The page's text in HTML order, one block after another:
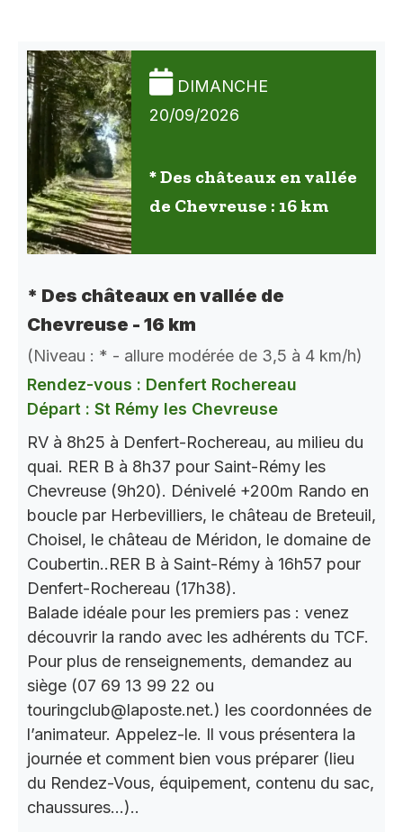
DIMANCHE
20/09/2026
* Des châteaux en vallée
de Chevreuse : 16 km
* Des châteaux en vallée de
Chevreuse - 16 km
(Niveau : * - allure modérée de 3,5 à 4 km/h)
Rendez-vous : Denfert Rochereau
Départ : St Rémy les Chevreuse
RV à 8h25 à Denfert-Rochereau, au milieu du
quai. RER B à 8h37 pour Saint-Rémy les
Chevreuse (9h20). Dénivelé +200m Rando en
boucle par Herbevilliers, le château de Breteuil,
Choisel, le château de Méridon, le domaine de
Coubertin..RER B à Saint-Rémy à 16h57 pour
Denfert-Rochereau (17h38).
Balade idéale pour les premiers pas : venez
découvrir la rando avec les adhérents du TCF.
Pour plus de renseignements, demandez au
siège (07 69 13 99 22 ou
touringclub@laposte.net.) les coordonnées de
l’animateur. Appelez-le. Il vous présentera la
journée et comment bien vous préparer (lieu
du Rendez-Vous, équipement, contenu du sac,
chaussures…)..